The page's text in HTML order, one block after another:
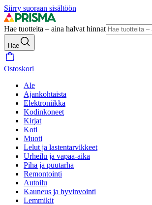
Siirry suoraan sisältöön
Hae tuotteita – aina halvat hinnat
Hae
Ostoskori
Ale
Ajankohtaista
Elektroniikka
Kodinkoneet
Kirjat
Koti
Muoti
Lelut ja lastentarvikkeet
Urheilu ja vapaa-aika
Piha ja puutarha
Remontointi
Autoilu
Kauneus ja hyvinvointi
Lemmikit